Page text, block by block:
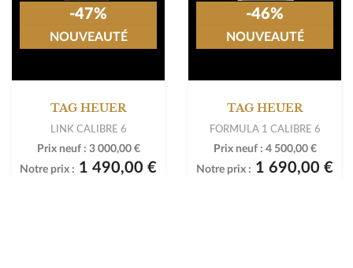
TAG HEUER
LINK CALIBRE 6
Prix neuf : 3 000,00 €
Notre prix : 1 490,00 €
-47%
NOUVEAUTÉ
TAG HEUER
FORMULA 1 CALIBRE 6
Prix neuf : 4 500,00 €
Notre prix : 1 690,00 €
-46%
NOUVEAUTÉ